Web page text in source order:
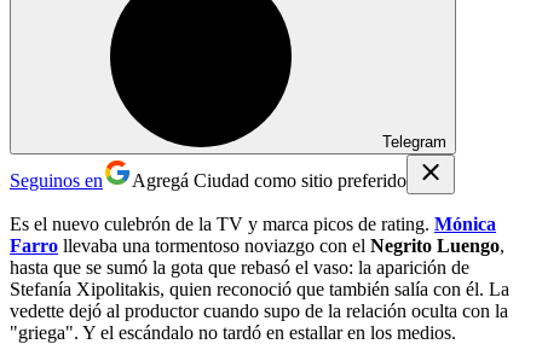
Telegram
Seguinos en Agregá Ciudad como sitio preferido
Es el nuevo culebrón de la TV y marca picos de rating. Mónica
Farro llevaba una tormentoso noviazgo con el Negrito Luengo,
hasta que se sumó la gota que rebasó el vaso: la aparición de
Stefanía Xipolitakis, quien reconoció que también salía con él. La
vedette dejó al productor cuando supo de la relación oculta con la
"griega". Y el escándalo no tardó en estallar en los medios.